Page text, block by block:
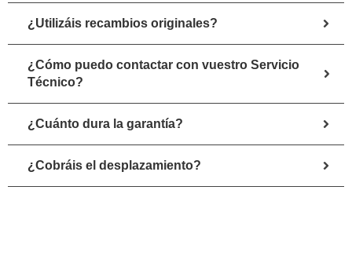
¿Utilizáis recambios originales?
¿Cómo puedo contactar con vuestro Servicio
Técnico?
¿Cuánto dura la garantía?
¿Cobráis el desplazamiento?